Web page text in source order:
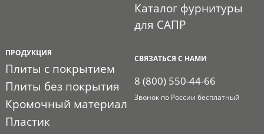
Каталог фурнитуры
для САПР
ПРОДУКЦИЯ
Плиты с покрытием
Плиты без покрытия
Кромочный материал
Пластик
СВЯЗАТЬСЯ С НАМИ
8 (800) 550-44-66
Звонок по России бесплатный